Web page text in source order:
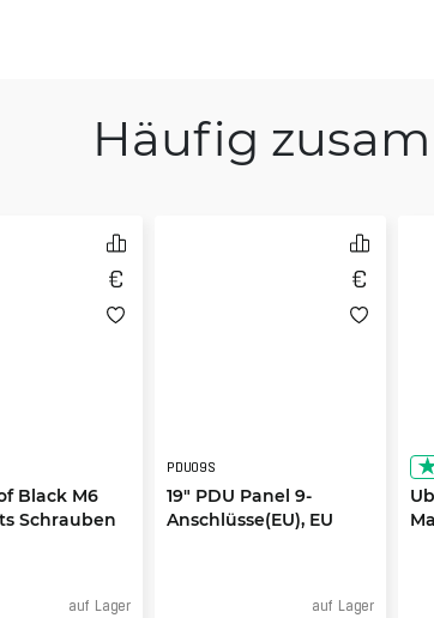
Häufig
Black M6
Schrauben
auf Lager
PDU09S
19" PDU Panel 9-
Anschlüsse(EU), EU
auf Lager